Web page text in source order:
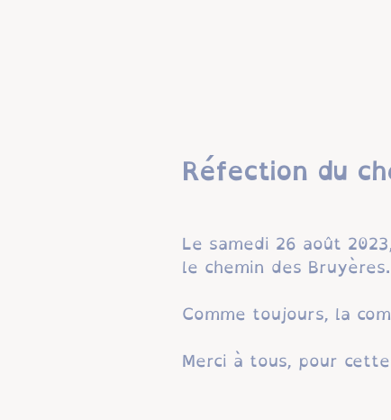
Réfection du
Le samedi 26 août
le chemin des
Comme toujours, la
Merci à tous, pour